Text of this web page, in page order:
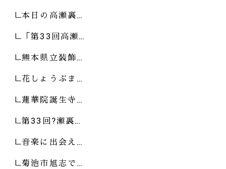
本日の高瀬裏…
「第33回高瀬…
熊本県立装飾…
花しょうぶま…
蓮華院誕生寺…
第33回?瀬裏…
音楽に出会え…
菊池市旭志で…